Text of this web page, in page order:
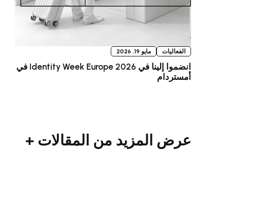
الفعاليات مايو 19, 2026
انضموا إلينا في Identity Week Europe 2026 في
أمستردام
عرض المزيد من المقالات +